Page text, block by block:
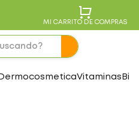
MI CARRITO DE COMPRAS
Vitaminas